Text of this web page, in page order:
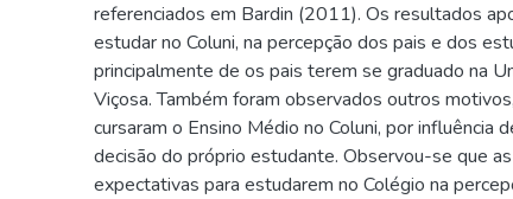
referenciados em Bardin (2011). Os resultados
estudar no Coluni, na percepção dos pais e dos
principalmente de os pais terem se graduado na
Viçosa. Também foram observados outros
cursaram o Ensino Médio no Coluni, por influência
decisão do próprio estudante. Observou-se que
expectativas para estudarem no Colégio na